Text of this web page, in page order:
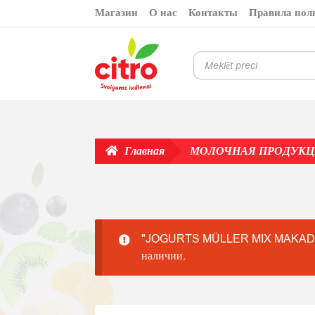
к
к
Магазин О нас Контакты Правила
Поиск
товаров
Главная МОЛОЧНАЯ
"JOGURTS MÜLLER MIX
наличии.